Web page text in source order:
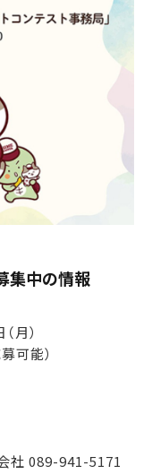
集中の情報
月）
可能）
社 089-941-5171